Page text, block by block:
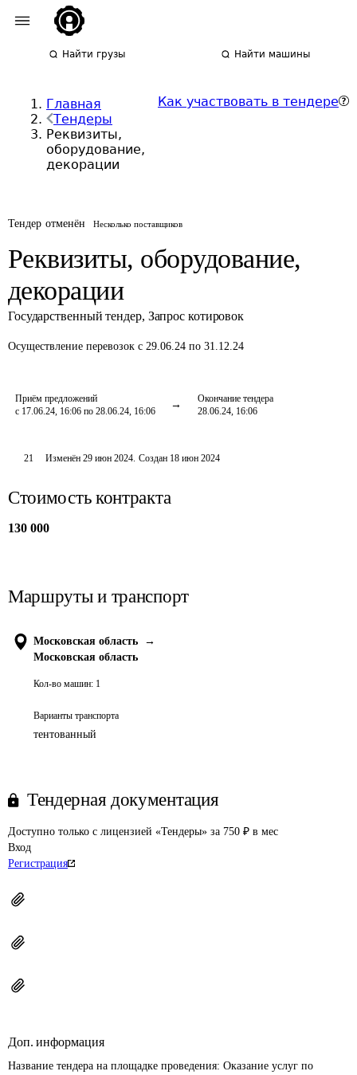
Найти грузы Найти машины
Главная
Тендеры
Реквизиты,
оборудование,
декорации
Как участвовать в тендере
Тендер отменён Несколько поставщиков
Реквизиты, оборудование,
декорации
Государственный тендер, Запрос котировок
Осуществление перевозок с 29.06.24 по 31.12.24
Приём предложений
с 17.06.24, 16:06 по 28.06.24, 16:06
Окончание тендера
28.06.24, 16:06
21 Изменён29 июн 2024. Создан 18 июн 2024
Стоимость контракта
130 000
Маршруты и транспорт
Московская область
→
Московская область
Кол-во машин: 1
Варианты транспорта
тентованный
Тендерная документация
Доступно только с лицензией «Тендеры» за 750 ₽ в мес
Вход
Регистрация
Доп. информация
Название тендера на площадке проведения: Оказание услуг по